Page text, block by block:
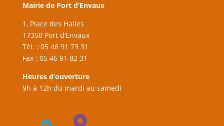
Mairie de Port d’Envaux
1, Place des Halles
17350 Port d’Envaux
Tél. : 05 46 91 73 31
Fax : 05 46 91 82 31
Heures d’ouverture
9h à 12h du mardi au samedi